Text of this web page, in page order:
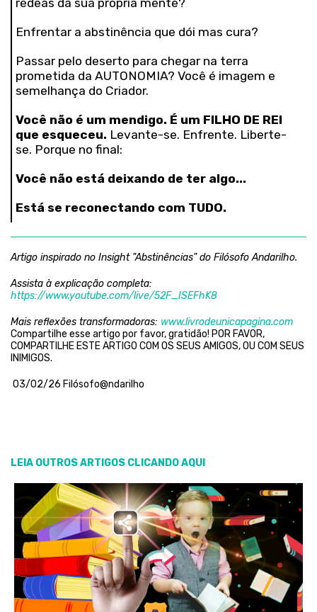
rédeas da sua própria mente?
Enfrentar a abstinência que dói mas cura?
Passar pelo deserto para chegar na terra
prometida da AUTONOMIA? Você é imagem e
semelhança do Criador.
Você não é um mendigo. É um FILHO DE REI
que esqueceu. Levante-se. Enfrente. Liberte-
se. Porque no final:
Você não está deixando de ter algo...
Está se reconectando com TUDO.
Artigo inspirado no Insight "Abstinências" do Filósofo Andarilho.
Assista à explicação completa:
https://www.youtube.com/live/52F_ISEFhK8
Mais reflexões transformadoras: www.livrodeunicapagina.com
Compartilhe esse artigo por favor, gratidão! POR FAVOR,
COMPARTILHE ESTE ARTIGO COM OS SEUS AMIGOS, OU COM SEUS
INIMIGOS.
03/02/26 Filósofo@ndarilho
LEIA OUTROS ARTIGOS CLICANDO AQUI